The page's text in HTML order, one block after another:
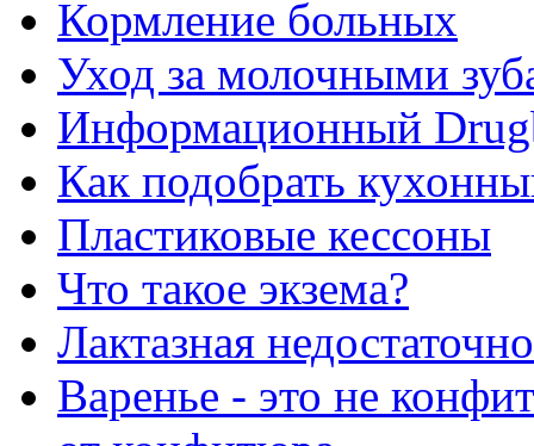
Кормление больных
Уход за молочными
Информационный
Как подобрать
Пластиковые кессоны
Что такое экзема?
Лактазная
Варенье - это не